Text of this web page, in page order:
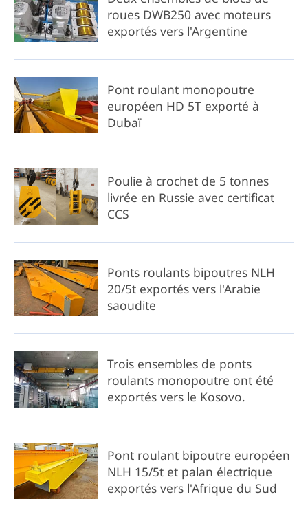
roues DWB250 avec moteurs
exportés vers l'Argentine
Pont roulant monopoutre
européen HD 5T exporté à
Dubaï
Poulie à crochet de 5 tonnes
livrée en Russie avec certificat
CCS
Ponts roulants bipoutres NLH
20/5t exportés vers l'Arabie
saoudite
Trois ensembles de ponts
roulants monopoutre ont été
exportés vers le Kosovo.
Pont roulant bipoutre européen
NLH 15/5t et palan électrique
exportés vers l'Afrique du Sud